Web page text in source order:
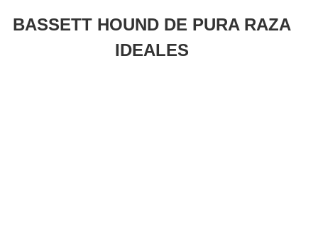
BASSETT HOUND DE PURA RAZA
IDEALES